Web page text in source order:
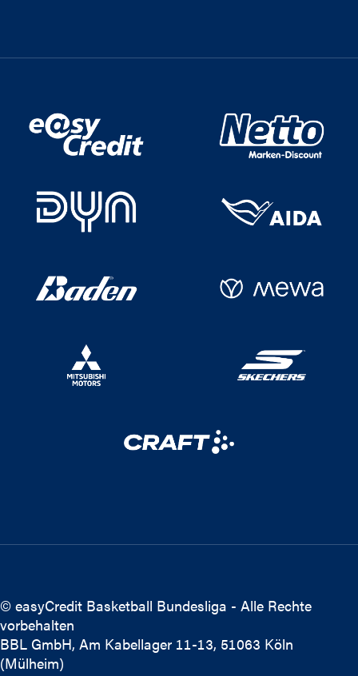
© easyCredit Basketball Bundesliga - Alle Rechte
vorbehalten
BBL GmbH, Am Kabellager 11-13, 51063 Köln
(Mülheim)